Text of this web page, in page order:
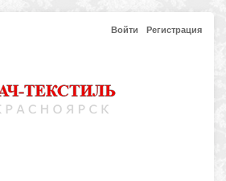
Войти Регистрация